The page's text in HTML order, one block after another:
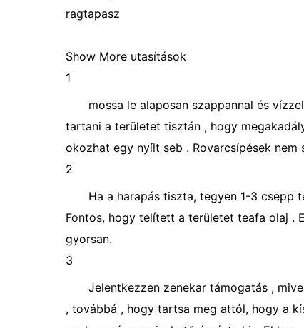
ragtapasz
Show More utasítások
1
mossa le alaposan szappannal és
tartani a területet tisztán , hogy
okozhat egy nyílt seb . Rovarcsípések
2
Ha a harapás tiszta, tegyen 1-3
Fontos, hogy telített a területet teafa olaj .
gyorsan.
3
Jelentkezzen zenekar támogatás ,
, továbbá , hogy tartsa meg attól, hogy a